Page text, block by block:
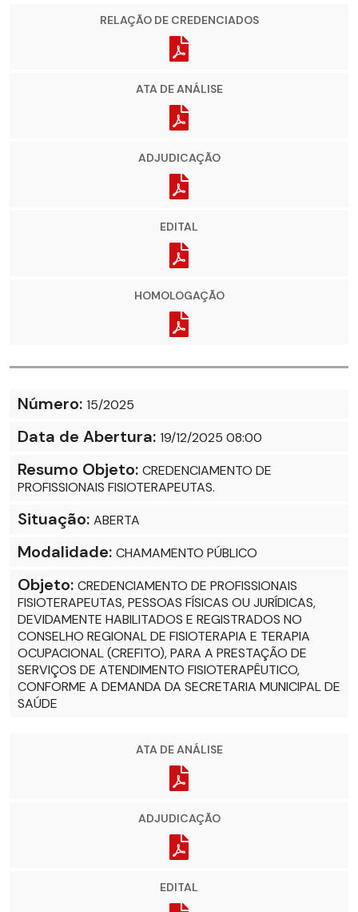
RELAÇÃO DE CREDENCIADOS
ATA DE ANÁLISE
ADJUDICAÇÃO
EDITAL
HOMOLOGAÇÃO
Número: 15/2025
Data de Abertura: 19/12/2025 08:00
Resumo Objeto: CREDENCIAMENTO DE
PROFISSIONAIS FISIOTERAPEUTAS.
Situação: ABERTA
Modalidade: CHAMAMENTO PÚBLICO
Objeto: CREDENCIAMENTO DE PROFISSIONAIS
FISIOTERAPEUTAS, PESSOAS FÍSICAS OU JURÍDICAS,
DEVIDAMENTE HABILITADOS E REGISTRADOS NO
CONSELHO REGIONAL DE FISIOTERAPIA E TERAPIA
OCUPACIONAL (CREFITO), PARA A PRESTAÇÃO DE
SERVIÇOS DE ATENDIMENTO FISIOTERAPÊUTICO,
CONFORME A DEMANDA DA SECRETARIA MUNICIPAL DE
SAÚDE
ATA DE ANÁLISE
ADJUDICAÇÃO
EDITAL